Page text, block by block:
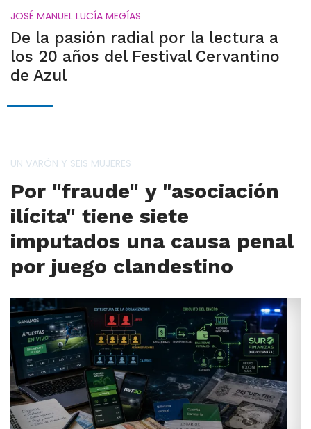
JOSÉ MANUEL LUCÍA MEGÍAS
De la pasión radial por la lectura a
los 20 años del Festival Cervantino
de Azul
UN VARÓN Y SEIS MUJERES
Por "fraude" y "asociación
ilícita" tiene siete
imputados una causa penal
por juego clandestino